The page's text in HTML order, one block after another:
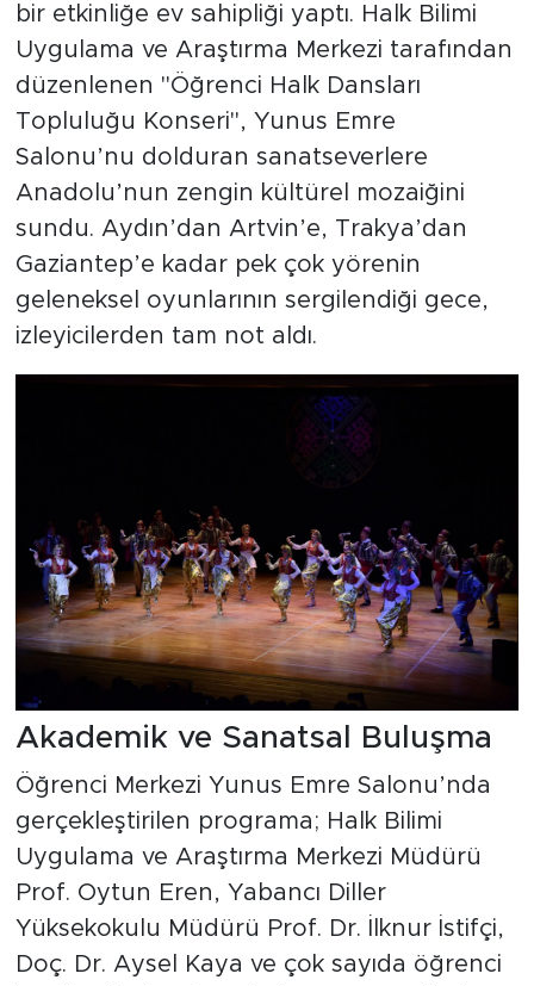
bir etkinliğe ev sahipliği yaptı. Halk Bilimi
Uygulama ve Araştırma Merkezi tarafından
düzenlenen "Öğrenci Halk Dansları
Topluluğu Konseri", Yunus Emre
Salonu’nu dolduran sanatseverlere
Anadolu’nun zengin kültürel mozaiğini
sundu. Aydın’dan Artvin’e, Trakya’dan
Gaziantep’e kadar pek çok yörenin
geleneksel oyunlarının sergilendiği gece,
izleyicilerden tam not aldı.
Akademik ve Sanatsal Buluşma
Öğrenci Merkezi Yunus Emre Salonu’nda
gerçekleştirilen programa; Halk Bilimi
Uygulama ve Araştırma Merkezi Müdürü
Prof. Oytun Eren, Yabancı Diller
Yüksekokulu Müdürü Prof. Dr. İlknur İstifçi,
Doç. Dr. Aysel Kaya ve çok sayıda öğrenci